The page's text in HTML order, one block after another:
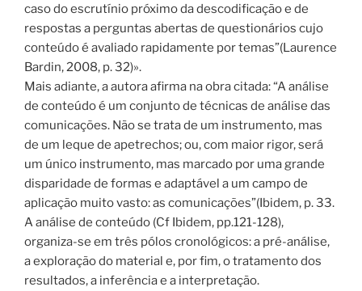
caso do escrutínio próximo da descodificação e de
respostas a perguntas abertas de questionários cujo
conteúdo é avaliado rapidamente por temas”(Laurence
Bardin, 2008, p. 32)».
Mais adiante, a autora afirma na obra citada: “A análise
de conteúdo é um conjunto de técnicas de análise das
comunicações. Não se trata de um instrumento, mas
de um leque de apetrechos; ou, com maior rigor, será
um único instrumento, mas marcado por uma grande
disparidade de formas e adaptável a um campo de
aplicação muito vasto: as comunicações”(Ibidem, p. 33.
A análise de conteúdo (Cf Ibidem, pp.121-128),
organiza-se em três pólos cronológicos: a pré-análise,
a exploração do material e, por fim, o tratamento dos
resultados, a inferência e a interpretação.